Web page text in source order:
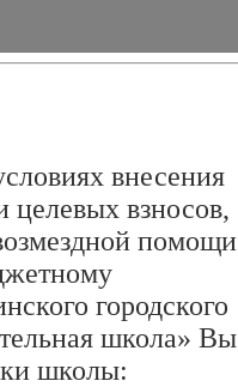
внесения
взносов,
помощи
городского
школа» Вы
школы: